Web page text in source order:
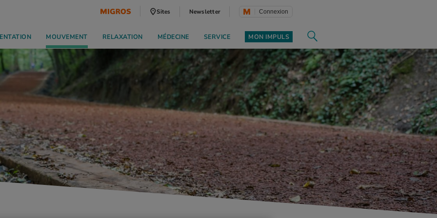
Sites Newsletter Connexion
MOUVEMENT RELAXATION MÉDECINE SERVICE MON IMPULS